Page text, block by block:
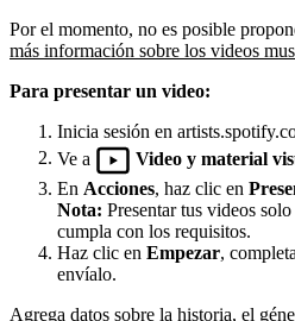
Por el momento, no es posible
más información sobre los videos
Para presentar un video:
Inicia sesión en
Ve a
Video y material
En Acciones, haz clic en
Nota: Presentar tus videos
cumpla con los requisitos.
Haz clic en Empezar,
envíalo.
Agrega datos sobre la historia, el